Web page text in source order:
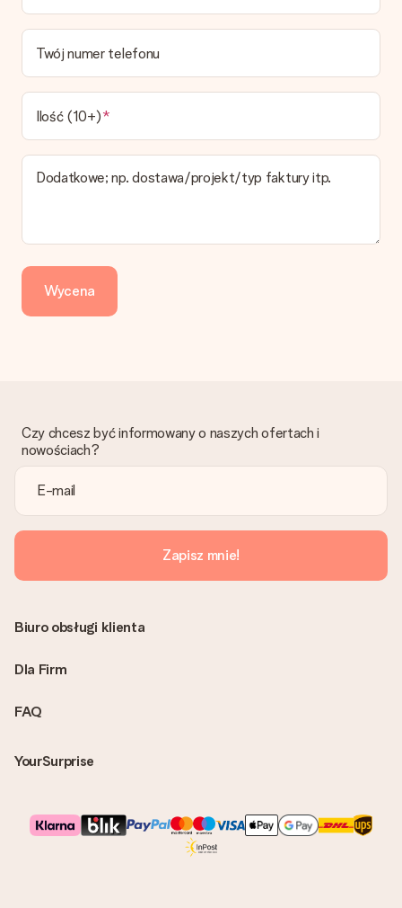
Jaki jest czas dostawy i kiedy otrzymam mój prezent?
Przewidywany czas dostawy można znaleźć na stronie
produktu.
Jakie opcje dostawy mogę wybrać?
W koszyku zamówień mamy kilka opcji dostawy. Termin
pokazany na stronie produktu odnosi się do najtańszej i
najwolniejszej formy wysyłki.
Zapłata
Dotpay, karta kredytowa, lub przelew bankowy. W przypadku
dni przedłużenia dostawy - kwota musi zostać zaksięgowana,
aby zamówienie trafiło do produkcji. Robiąc przelew, należy
wybrać Przelew Krajowy Europejski.
Czy faktura jest wysyłana razem z zamówieniem?
Żaden rachunek lub faktura nie jest wysyłany z zamówieniem.
Możesz ją również znaleźć na koncie MySurprise. Dzięki temu
możesz wysłać prezent bezpośrednio do odbiorcy, co będzie
prawdziwą niespodzianką!
Twój numer telefonu
Ilość (10+)
Dodatkowe; np. dostawa/projekt/typ faktury itp.
Wycena
Czy chcesz być informowany o naszych ofertach i
nowościach?
Zapisz mnie!
FAQ
YourSurprise
Biuro obsługi klienta
Dla Firm